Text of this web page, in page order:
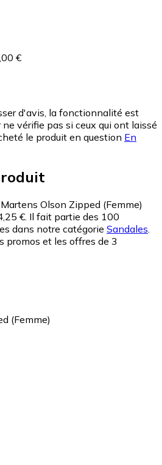
€
d'avis, la fonctionnalité est
vérifie pas si ceux qui ont laissé
le produit en question En
Olson Zipped (Femme)
€. Il fait partie des 100
dans notre catégorie Sandales
promos et les offres de 3
(Femme)